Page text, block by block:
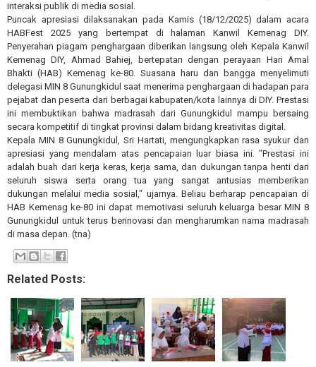
interaksi publik di media sosial.
Puncak apresiasi dilaksanakan pada Kamis (18/12/2025) dalam acara
HABFest 2025 yang bertempat di halaman Kanwil Kemenag DIY.
Penyerahan piagam penghargaan diberikan langsung oleh Kepala Kanwil
Kemenag DIY, Ahmad Bahiej, bertepatan dengan perayaan Hari Amal
Bhakti (HAB) Kemenag ke-80. Suasana haru dan bangga menyelimuti
delegasi MIN 8 Gunungkidul saat menerima penghargaan di hadapan para
pejabat dan peserta dari berbagai kabupaten/kota lainnya di DIY. Prestasi
ini membuktikan bahwa madrasah dari Gunungkidul mampu bersaing
secara kompetitif di tingkat provinsi dalam bidang kreativitas digital.
Kepala MIN 8 Gunungkidul, Sri Hartati, mengungkapkan rasa syukur dan
apresiasi yang mendalam atas pencapaian luar biasa ini. "Prestasi ini
adalah buah dari kerja keras, kerja sama, dan dukungan tanpa henti dari
seluruh siswa serta orang tua yang sangat antusias memberikan
dukungan melalui media sosial," ujarnya. Beliau berharap pencapaian di
HAB Kemenag ke-80 ini dapat memotivasi seluruh keluarga besar MIN 8
Gunungkidul untuk terus berinovasi dan mengharumkan nama madrasah
di masa depan. (tna)
Related Posts: